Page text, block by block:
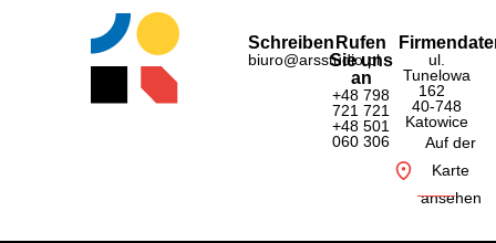
Schreiben
biuro@arsstudio.pl
Rufen
Sie uns
an
+48 798
721 721
+48 501
060 306
ul.
Tunelowa
162
40-748
Katowice
Auf der
Karte
ansehen